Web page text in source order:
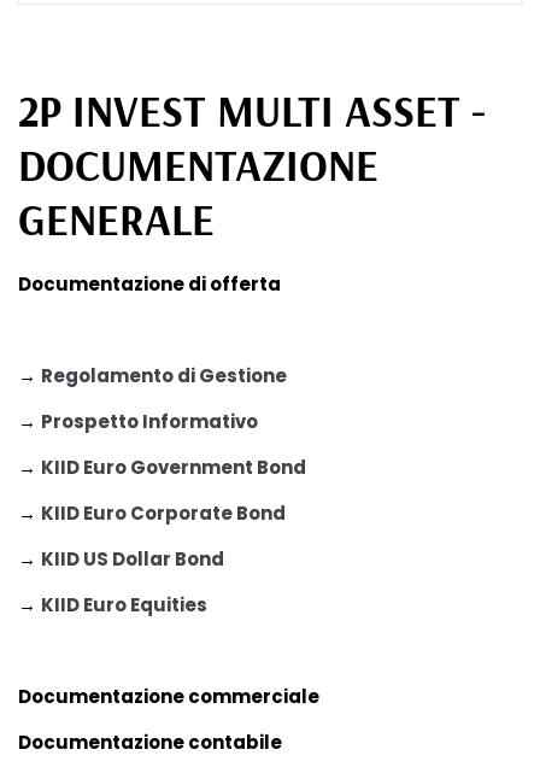
2P INVEST MULTI ASSET -
DOCUMENTAZIONE
GENERALE
Documentazione di offerta
→ Regolamento di Gestione
→ Prospetto Informativo
→ KIID Euro Government Bond
→ KIID Euro Corporate Bond
→ KIID US Dollar Bond
→ KIID Euro Equities
Documentazione commerciale
Documentazione contabile